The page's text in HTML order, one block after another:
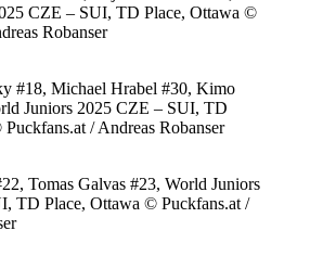
CZE – SUI, TD Place, Ottawa ©
Robanser
#18, Michael Hrabel #30, Kimo
Juniors 2025 CZE – SUI, TD
/ Andreas Robanser
Tomas Galvas #23, World Juniors
TD Place, Ottawa © Puckfans.at /